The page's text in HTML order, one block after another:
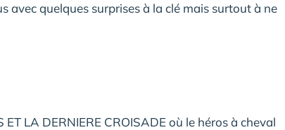
avec quelques surprises à la clé mais surtout à ne
ET LA DERNIERE CROISADE où le héros à cheval